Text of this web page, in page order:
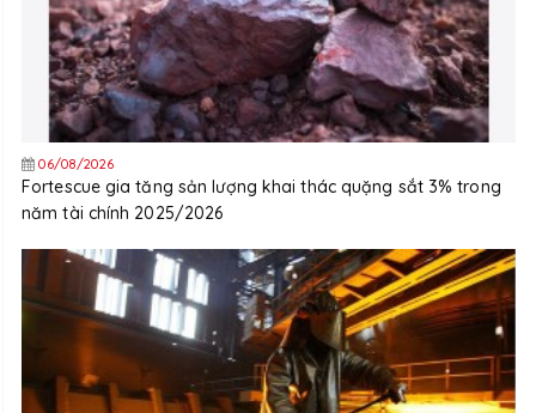
06/08/2026
Fortescue gia tăng sản lượng khai thác quặng sắt 3% trong
năm tài chính 2025/2026